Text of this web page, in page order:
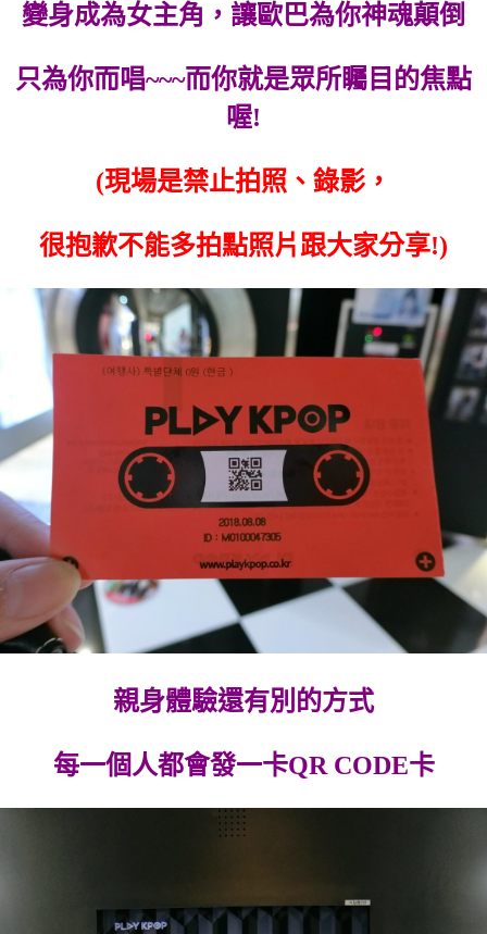
變身成為女主角，讓歐巴為你神魂顛倒
只為你而唱~~~而你就是眾所矚目的焦點
喔!
(現場是禁止拍照、錄影，
很抱歉不能多拍點照片跟大家分享!)
親身體驗還有別的方式
每一個人都會發一卡QR CODE卡